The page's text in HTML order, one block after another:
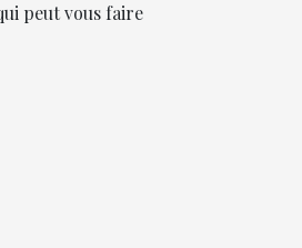
peut vous faire